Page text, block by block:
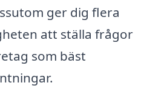
ger dig flera
att ställa frågor
som bäst